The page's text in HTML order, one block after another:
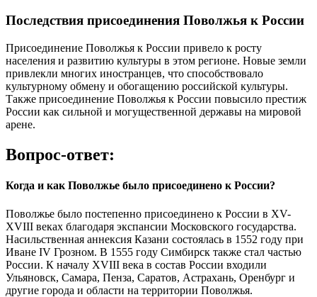
Последствия присоединения Поволжья к России
Присоединение Поволжья к России привело к росту
населения и развитию культуры в этом регионе. Новые земли
привлекли многих иностранцев, что способствовало
культурному обмену и обогащению российской культуры.
Также присоединение Поволжья к России повысило престиж
России как сильной и могущественной державы на мировой
арене.
Вопрос-ответ:
Когда и как Поволжье было присоединено к России?
Поволжье было постепенно присоединено к России в XV-
XVIII веках благодаря экспансии Московского государства.
Насильственная аннексия Казани состоялась в 1552 году при
Иване IV Грозном. В 1555 году Симбирск также стал частью
России. К началу XVIII века в состав России входили
Ульяновск, Самара, Пенза, Саратов, Астрахань, Оренбург и
другие города и области на территории Поволжья.